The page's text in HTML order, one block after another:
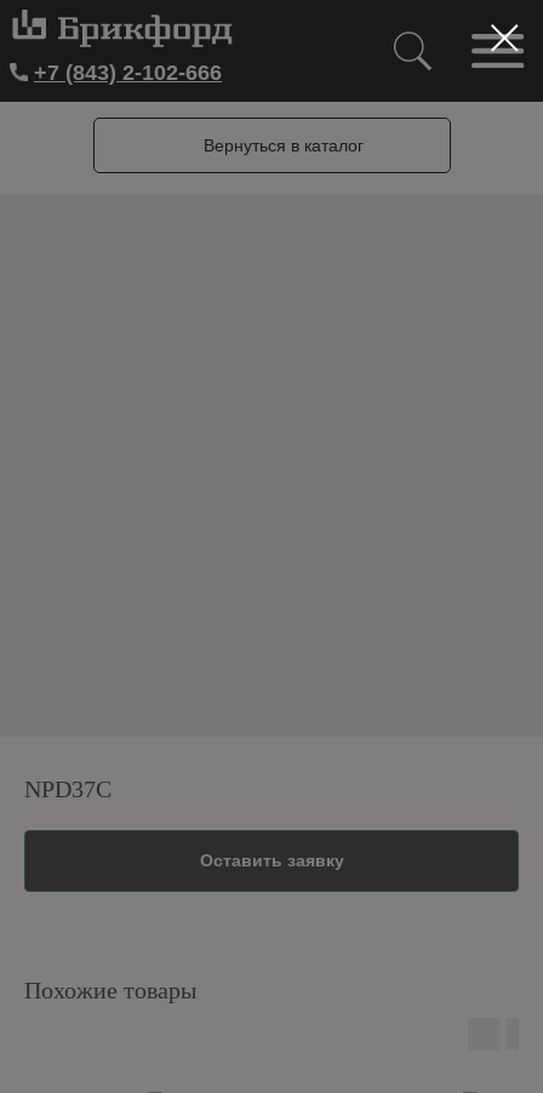
+7 (843) 2-102-666
Вернуться в каталог
NPD37C
Оставить заявку
Похожие товары